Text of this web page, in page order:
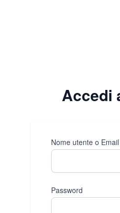
Accedi
Nome utente o Email
Password